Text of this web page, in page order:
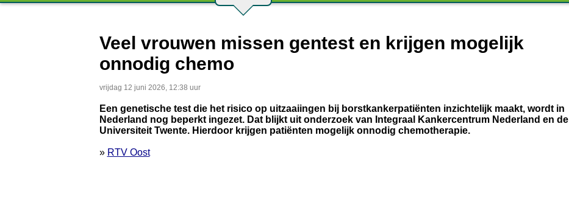
Veel vrouwen missen gentest en krijgen mogelijk
onnodig chemo
vrijdag 12 juni 2026, 12:38 uur
Een genetische test die het risico op uitzaaiingen bij borstkankerpatiënten inzichtelijk maakt, wordt in
Nederland nog beperkt ingezet. Dat blijkt uit onderzoek van Integraal Kankercentrum Nederland en de
Universiteit Twente. Hierdoor krijgen patiënten mogelijk onnodig chemotherapie.
» RTV Oost